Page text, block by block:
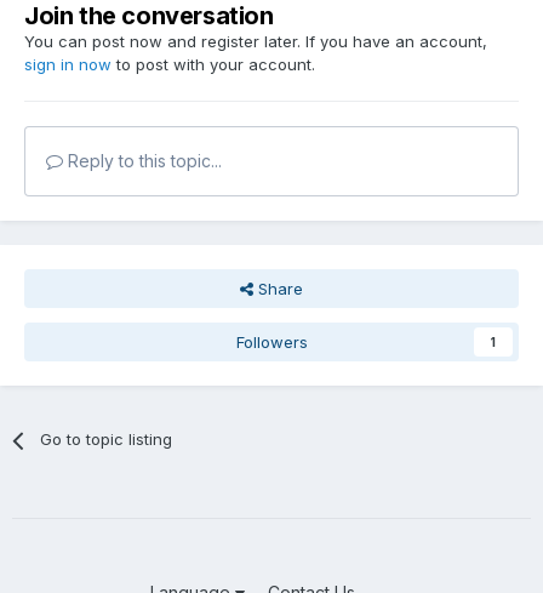
Join the conversation
You can post now and register later. If you have an account,
sign in now to post with your account.
Reply to this topic...
Share
Followers 1
Go to topic listing